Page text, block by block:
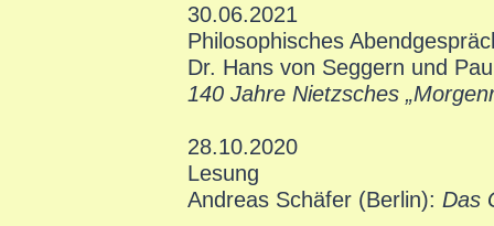
30.06.2021
Philosophisches
Dr. Hans von Seggern und
140 Jahre Nietzsches
28.10.2020
Lesung
Andreas Schäfer (Berlin): Das